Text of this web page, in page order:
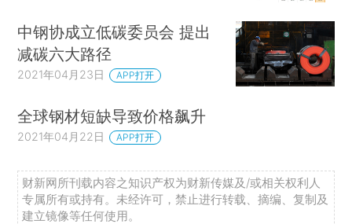
中钢协成立低碳委员会 提出
减碳六大路径
2021年04月23日 APP打开
全球钢材短缺导致价格飙升
2021年04月22日 APP打开
财新网所刊载内容之知识产权为财新传媒及/或相关权利人
专属所有或持有。未经许可，禁止进行转载、摘编、复制及
建立镜像等任何使用。